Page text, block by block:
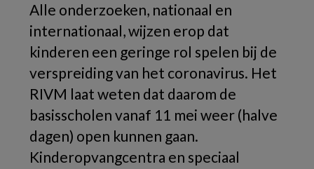
Alle onderzoeken, nationaal en
internationaal, wijzen erop dat
kinderen een geringe rol spelen bij de
verspreiding van het coronavirus. Het
RIVM laat weten dat daarom de
basisscholen vanaf 11 mei weer (halve
dagen) open kunnen gaan.
Kinderopvangcentra en speciaal